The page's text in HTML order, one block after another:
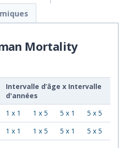
Mortality
Intervalle d’âge x Intervalle
d'années
1 x 1 1 x 5 5 x 1
5 x 5
1 x 1 1 x 5 5 x 1 5 x 5